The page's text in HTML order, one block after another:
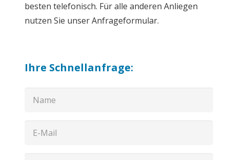
besten telefonisch. Für alle anderen Anliegen
nutzen Sie unser Anfrageformular.
Ihre Schnellanfrage: